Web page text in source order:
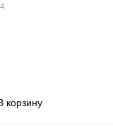
корзину